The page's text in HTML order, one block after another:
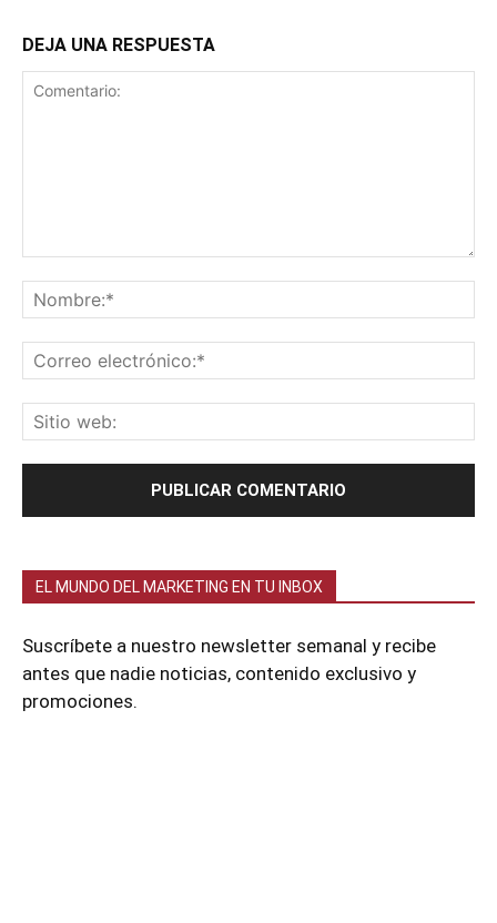
DEJA UNA RESPUESTA
EL MUNDO DEL MARKETING EN TU INBOX
Suscríbete a nuestro newsletter semanal y recibe
antes que nadie noticias, contenido exclusivo y
promociones.